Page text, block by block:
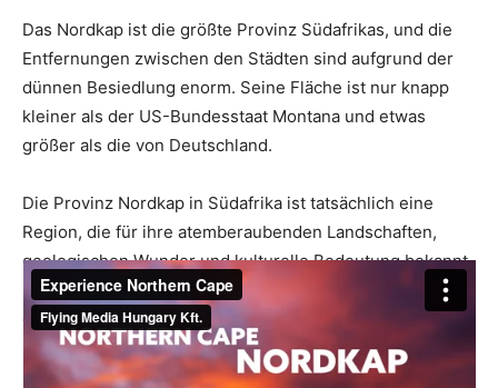
Das Nordkap ist die größte Provinz Südafrikas, und die
Entfernungen zwischen den Städten sind aufgrund der
dünnen Besiedlung enorm. Seine Fläche ist nur knapp
kleiner als der US-Bundesstaat Montana und etwas
größer als die von Deutschland.
Die Provinz Nordkap in Südafrika ist tatsächlich eine
Region, die für ihre atemberaubenden Landschaften,
geologischen Wunder und kulturelle Bedeutung bekannt
ist. Hier sind einige der kleinen ikonischen Städte, die
den Besuchern die Gelegenheit bieten, den einzigartigen
Charme dieser schönen Provinz zu erleben, ihre warme
Gastfreundschaft zu genießen und lokale Köstlichkeiten